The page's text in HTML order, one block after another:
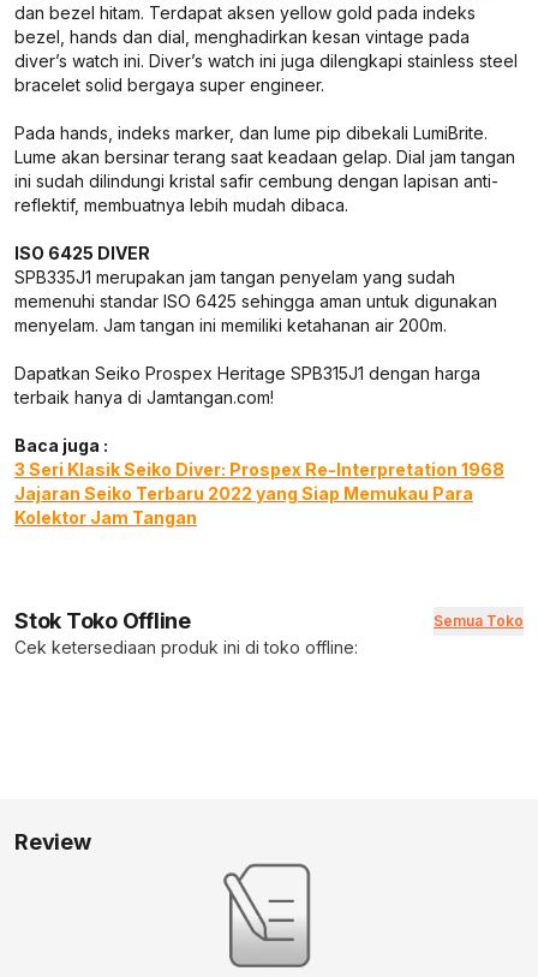
dan bezel hitam. Terdapat aksen yellow gold pada indeks
bezel, hands dan dial, menghadirkan kesan vintage pada
diver’s watch ini. Diver’s watch ini juga dilengkapi stainless steel
bracelet solid bergaya super engineer.
Pada hands, indeks marker, dan lume pip dibekali LumiBrite.
Lume akan bersinar terang saat keadaan gelap. Dial jam tangan
ini sudah dilindungi kristal safir cembung dengan lapisan anti-
reflektif, membuatnya lebih mudah dibaca.
ISO 6425 DIVER
SPB335J1 merupakan jam tangan penyelam yang sudah
memenuhi standar ISO 6425 sehingga aman untuk digunakan
menyelam. Jam tangan ini memiliki ketahanan air 200m.
Dapatkan Seiko Prospex Heritage SPB315J1 dengan harga
terbaik hanya di Jamtangan.com!
Baca juga :
3 Seri Klasik Seiko Diver: Prospex Re-Interpretation 1968
Jajaran Seiko Terbaru 2022 yang Siap Memukau Para
Kolektor Jam Tangan
Stok Toko Offline Semua Toko
Cek ketersediaan produk ini di toko offline:
Review